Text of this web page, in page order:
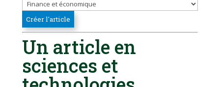
Un article en
sciences et